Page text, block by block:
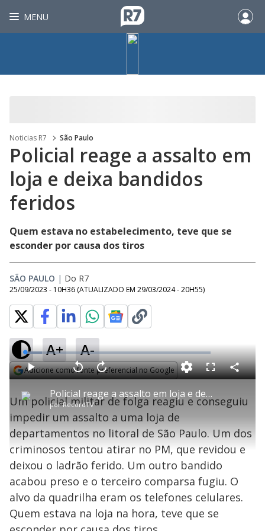
MENU
Noticias R7 São Paulo
Policial reage a assalto em
loja e deixa bandidos
feridos
Quem estava no estabelecimento, teve que se
esconder por causa dos tiros
SÃO PAULO | Do R7
25/09/2023 - 10H36 (ATUALIZADO EM 29/03/2024 - 20H55)
A+ A-
Adicione como fonte preferencial no Google
P
l
a
y
Policial reage a assalto em loja e deixa bandidos feridos
porRecordTV
P V
l
a
r
0
e
g
n
d
o
s
A
n
ç
a
r
1
s
e
u
n
o
s
M
u
d
L
o
a
d
e
.
3
3
%
F
l
s
n
C
o
a
r
a
Um policial militar de folga reagiu e conseguiu
impedir um assalto a uma loja de
departamentos no litoral de São Paulo. Um dos
criminosos tentou atirar no PM, que revidou e
deixou o ladrão ferido. Um outro bandido
acabou preso e o terceiro comparsa fugiu. O
alvo da quadrilha eram os telefones celulares.
Quem estava na loja na hora, teve que se